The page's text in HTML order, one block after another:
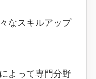
なスキルアップ
よって専門分野